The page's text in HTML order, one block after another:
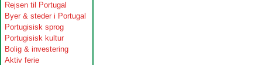
Rejsen til Portugal
Byer & steder i Portugal
Portugisisk sprog
Portugisisk kultur
Bolig & investering
Aktiv ferie